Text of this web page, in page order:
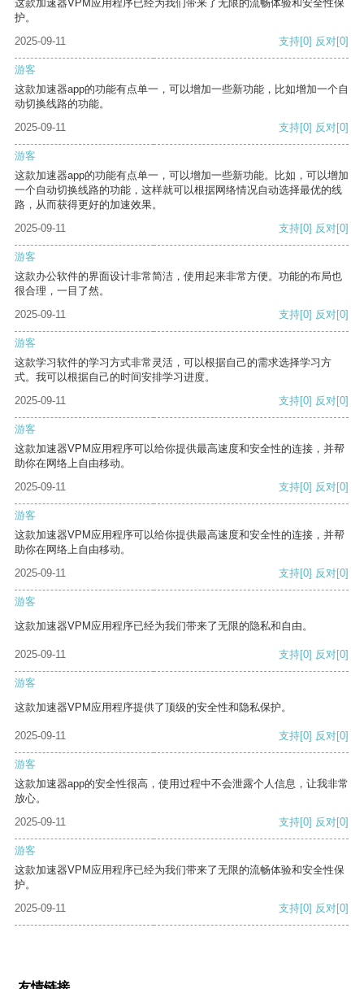
这款加速器VPM应用程序已经为我们带来了无限的流畅体验和安全性保
护。
2025-09-11
支持[0] 反对[0]
游客
这款加速器app的功能有点单一，可以增加一些新功能，比如增加一个自
动切换线路的功能。
2025-09-11
支持[0] 反对[0]
游客
这款加速器app的功能有点单一，可以增加一些新功能。比如，可以增加
一个自动切换线路的功能，这样就可以根据网络情况自动选择最优的线
路，从而获得更好的加速效果。
2025-09-11
支持[0] 反对[0]
游客
这款办公软件的界面设计非常简洁，使用起来非常方便。功能的布局也
很合理，一目了然。
2025-09-11
支持[0] 反对[0]
游客
这款学习软件的学习方式非常灵活，可以根据自己的需求选择学习方
式。我可以根据自己的时间安排学习进度。
2025-09-11
支持[0] 反对[0]
游客
这款加速器VPM应用程序可以给你提供最高速度和安全性的连接，并帮
助你在网络上自由移动。
2025-09-11
支持[0] 反对[0]
游客
这款加速器VPM应用程序可以给你提供最高速度和安全性的连接，并帮
助你在网络上自由移动。
2025-09-11
支持[0] 反对[0]
游客
这款加速器VPM应用程序已经为我们带来了无限的隐私和自由。
2025-09-11 支持[0] 反对[0]
游客
这款加速器VPM应用程序提供了顶级的安全性和隐私保护。
2025-09-11 支持[0] 反对[0]
游客
这款加速器app的安全性很高，使用过程中不会泄露个人信息，让我非常
放心。
2025-09-11
支持[0] 反对[0]
游客
这款加速器VPM应用程序已经为我们带来了无限的流畅体验和安全性保
护。
2025-09-11
支持[0] 反对[0]